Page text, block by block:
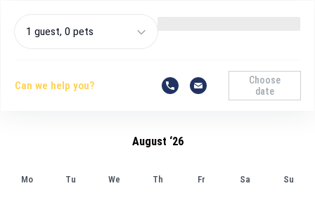
1 guest, 0 pets
Can we help you?
Choose
date
August ‘26
Mo Tu We Th Fr Sa Su